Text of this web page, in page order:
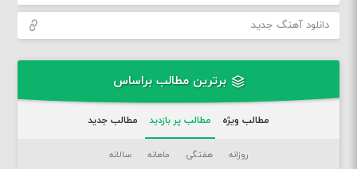
دانلود آهنگ جدید
برترین مطالب براساس
مطالب ویژه مطالب پر بازدید مطالب جدید
روزانه هفتگی ماهانه سالانه